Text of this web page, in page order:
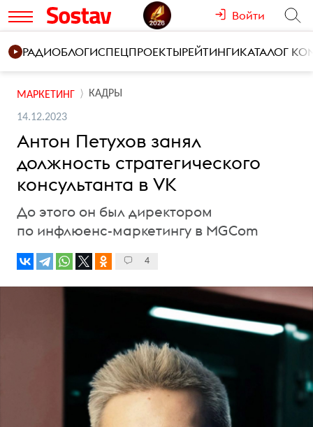
Войти
РАДИОБЛОГИСПЕЦПРОЕКТЫРЕЙТИНГИКАТАЛОГ
МАРКЕТИНГ КАДРЫ
14.12.2023
Антон Петухов занял
должность стратегического
консультанта в VK
До этого он был директором
по инфлюенс-маркетингу в MGCom
4